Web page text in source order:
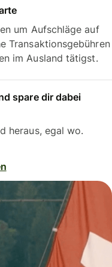
um Aufschläge auf
Transaktionsgebühren
im Ausland tätigst.
spare dir dabei
heraus, egal wo.